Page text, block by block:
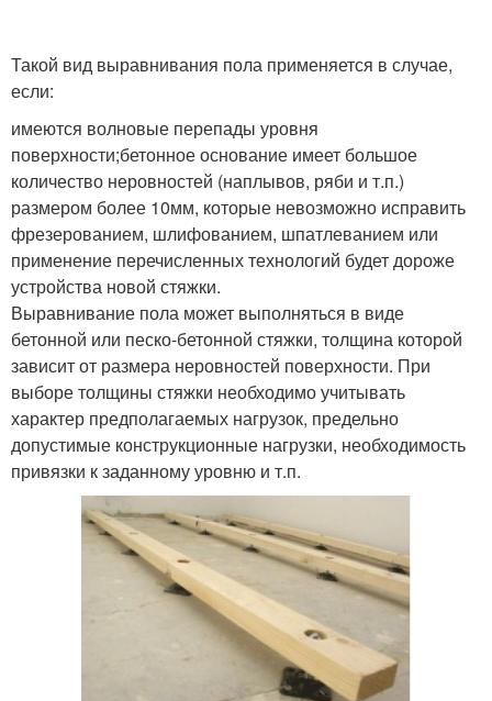
Такой вид выравнивания пола применяется в случае,
если:
имеются волновые перепады уровня
поверхности;бетонное основание имеет большое
количество неровностей (наплывов, ряби и т.п.)
размером более 10мм, которые невозможно исправить
фрезерованием, шлифованием, шпатлеванием или
применение перечисленных технологий будет дороже
устройства новой стяжки.
Выравнивание пола может выполняться в виде
бетонной или песко-бетонной стяжки, толщина которой
зависит от размера неровностей поверхности. При
выборе толщины стяжки необходимо учитывать
характер предполагаемых нагрузок, предельно
допустимые конструкционные нагрузки, необходимость
привязки к заданному уровню и т.п.